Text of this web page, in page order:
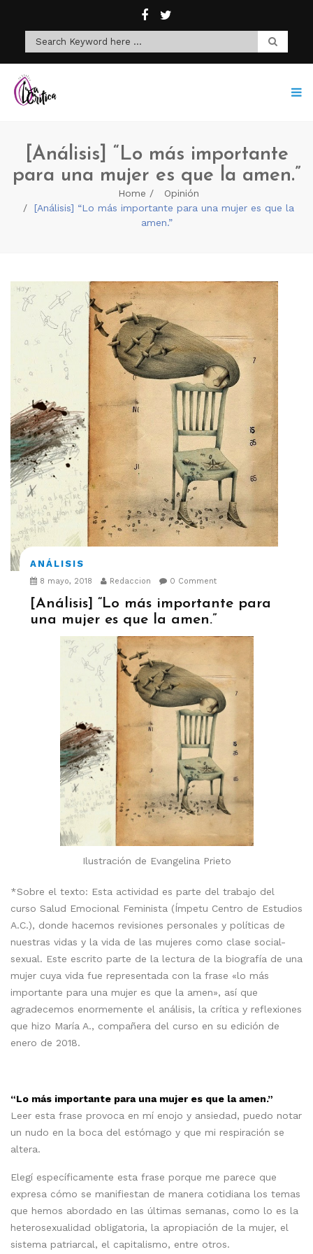
[Análisis] “Lo más importante
para una mujer es que la amen.”
Home
Opinión
[Análisis] “Lo más importante para una mujer es que la
amen.”
ANÁLISIS
8 mayo, 2018 Redaccion 0 Comment
[Análisis] “Lo más importante para
una mujer es que la amen.”
Ilustración de Evangelina Prieto
*Sobre el texto: Esta actividad es parte del trabajo del
curso Salud Emocional Feminista (Ímpetu Centro de Estudios
A.C.), donde hacemos revisiones personales y políticas de
nuestras vidas y la vida de las mujeres como clase social-
sexual. Este escrito parte de la lectura de la biografía de una
mujer cuya vida fue representada con la frase «lo más
importante para una mujer es que la amen», así que
agradecemos enormemente el análisis, la crítica y reflexiones
que hizo María A., compañera del curso en su edición de
enero de 2018.
“Lo más importante para una mujer es que la amen.”
Leer esta frase provoca en mí enojo y ansiedad, puedo notar
un nudo en la boca del estómago y que mi respiración se
altera.
Elegí específicamente esta frase porque me parece que
expresa cómo se manifiestan de manera cotidiana los temas
que hemos abordado en las últimas semanas, como lo es la
heterosexualidad obligatoria, la apropiación de la mujer, el
sistema patriarcal, el capitalismo, entre otros.